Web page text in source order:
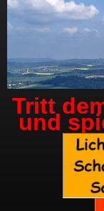
Tritt
und